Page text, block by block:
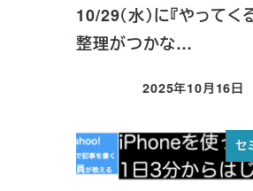
10/29（水）に『やってく
整理がつかな…
投稿日
2025年10月16日
セ